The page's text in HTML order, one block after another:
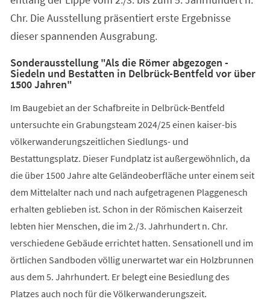
Chr. Die Ausstellung präsentiert erste Ergebnisse
dieser spannenden Ausgrabung.
Sonderausstellung "Als die Römer abgezogen -
Siedeln und Bestatten in Delbrück-Bentfeld vor über
1500 Jahren"
Im Baugebiet an der Schafbreite in Delbrück-Bentfeld
untersuchte ein Grabungsteam 2024/25 einen kaiser-bis
völkerwanderungszeitlichen Siedlungs- und
Bestattungsplatz. Dieser Fundplatz ist außergewöhnlich, da
die über 1500 Jahre alte Geländeoberfläche unter einem seit
dem Mittelalter nach und nach aufgetragenen Plaggenesch
erhalten geblieben ist. Schon in der Römischen Kaiserzeit
lebten hier Menschen, die im 2./3. Jahrhundert n. Chr.
verschiedene Gebäude errichtet hatten. Sensationell und im
örtlichen Sandboden völlig unerwartet war ein Holzbrunnen
aus dem 5. Jahrhundert. Er belegt eine Besiedlung des
Platzes auch noch für die Völkerwanderungszeit.